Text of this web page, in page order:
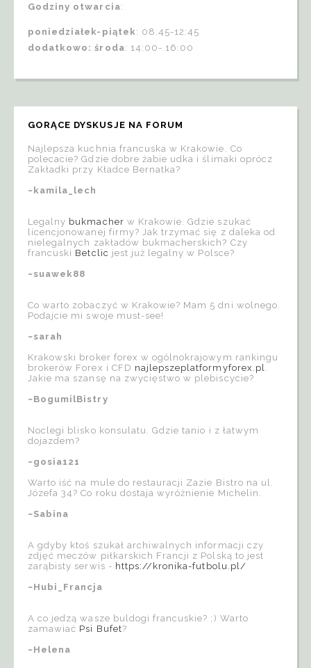
Godziny otwarcia:
poniedziałek-piątek : 08:45-12:45
dodatkowo: środa: 14:00- 16:00
GORĄCE DYSKUSJE NA FORUM
Najlepsza kuchnia francuska w Krakowie. Co
polecacie? Gdzie dobre żabie udka i ślimaki oprócz
Zakładki przy Kładce Bernatka?
~kamila_lech
Legalny bukmacher w Krakowie. Gdzie szukać
licencjonowanej firmy? Jak trzymać się z daleka od
nielegalnych zakładów bukmacherskich? Czy
francuski Betclic jest już legalny w Polsce?
~suawek88
Co warto zobaczyć w Krakowie? Mam 5 dni wolnego.
Podajcie mi swoje must-see!
~sarah
Krakowski broker forex w ogólnokrajowym rankingu
brokerów Forex i CFD najlepszeplatformyforex.pl
Jakie ma szansę na zwycięstwo w plebiscycie?
~BogumilBistry
Noclegi blisko konsulatu. Gdzie tanio i z łatwym
dojazdem?
~gosia121
Warto iść na mule do restauracji Zazie Bistro na ul.
Józefa 34? Co roku dostaja wyróżnienie Michelin.
~Sabina
A gdyby ktoś szukał archiwalnych informacji czy
zdjęć meczów piłkarskich Francji z Polską to jest
zarąbisty serwis - https://kronika-futbolu.pl/
~Hubi_Francja
A co jedzą wasze buldogi francuskie? ;) Warto
zamawiać Psi Bufet?
~Helena